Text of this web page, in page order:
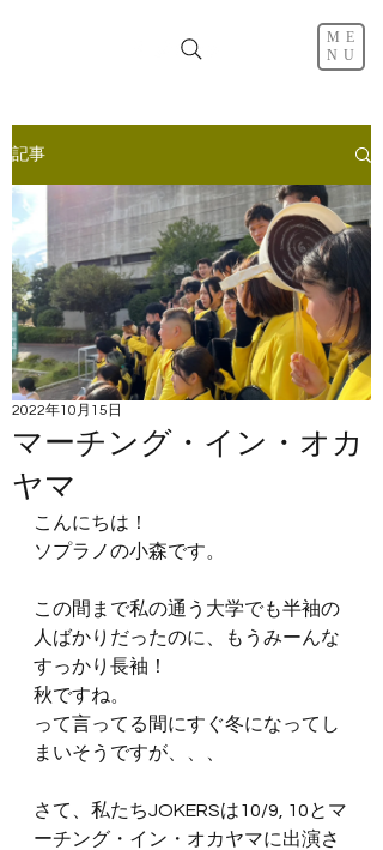
ME
NU
記事
マーチング・イン・オカ
ヤマ
2022年10月15日
こんにちは！
ソプラノの小森です。
この間まで私の通う大学でも半袖の
人ばかりだったのに、もうみーんな
すっかり長袖！
秋ですね。
って言ってる間にすぐ冬になってし
まいそうですが、、、
さて、私たちJOKERSは10/9, 10とマ
ーチング・イン・オカヤマに出演さ